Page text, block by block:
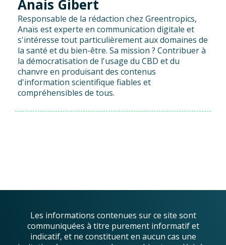
Anais Gibert
Responsable de la rédaction chez Greentropics,
Anaïs est experte en communication digitale et
s'intéresse tout particulièrement aux domaines de
la santé et du bien-être. Sa mission ? Contribuer à
la démocratisation de l'usage du CBD et du
chanvre en produisant des contenus
d'information scientifique fiables et
compréhensibles de tous.
Les informations contenues sur ce site sont
communiquées à titre purement informatif et
indicatif, et ne constituent en aucun cas une